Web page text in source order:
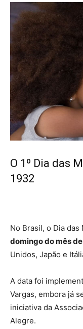
O 1º Dia das
1932
No Brasil, o Dia
domingo do mês
Unidos, Japão e
A data foi
Vargas, embora já
iniciativa da
Alegre.